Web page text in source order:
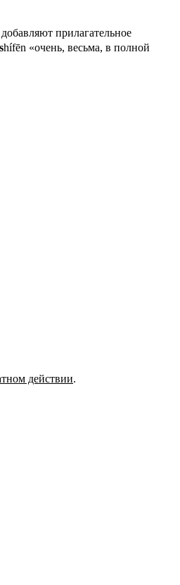
прилагательное
shífēn «очень, весьма, в полной
действии.